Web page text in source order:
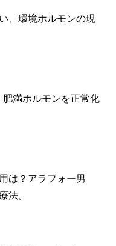
、環境ホルモンの現
満ホルモンを正常化
は？アラフォー男
法。